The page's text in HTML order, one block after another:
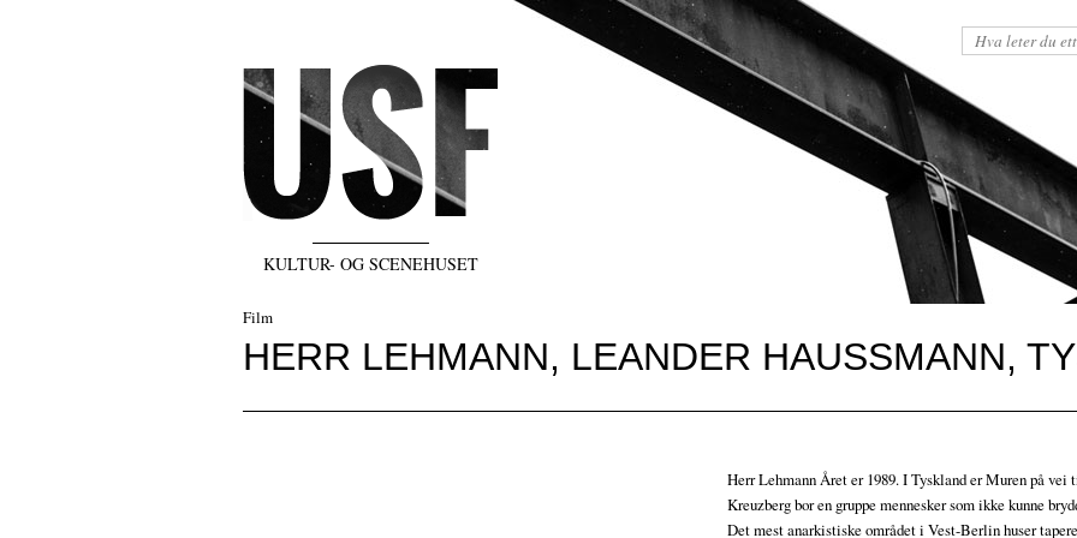
KULTUR- OG SCENEHUSET
Film
HERR LEHMANN, LEANDER HAUSSMANN,
Herr Lehmann Året er 1989. I Tyskland er Muren på vei
Kreuzberg bor en gruppe mennesker som ikke kunne
Det mest anarkistiske området i Vest-Berlin huser